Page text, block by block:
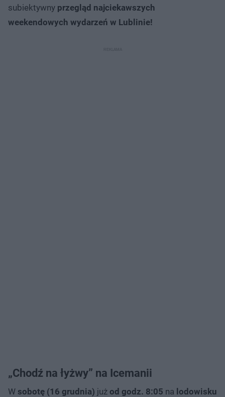
subiektywny przegląd najciekawszych
weekendowych wydarzeń w Lublinie!
„Chodź na łyżwy” na Icemanii
W sobotę (16 grudnia) już od godz. 8:05 na lodowisku